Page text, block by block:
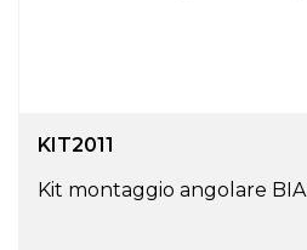
KIT2011
Kit montaggio angolare